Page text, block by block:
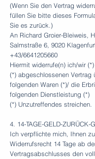
(Wenn Sie den Vertrag
füllen Sie bitte dieses
Sie es zurück.)
An Richard Groier-Bleiweis,
Salmstraße 6, 9020
+43/6641205660
Hiermit widerrufe(n) ich/wir
(*) abgeschlossenen Vertrag
folgenden Waren (*)/ die
folgenden Dienstleistung (*)
(*) Unzutreffendes streichen.
4. 14-TAGE-GELD-ZURÜCK-
Ich verpflichte mich, Ihnen
Widerrufsrecht 14 Tage ab
Vertragsabschlusses den